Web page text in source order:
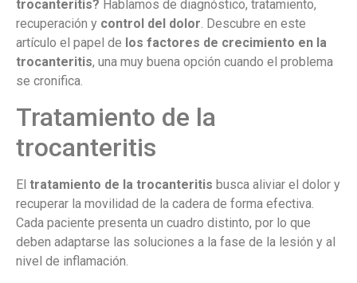
trocanteritis? Hablamos de diagnóstico, tratamiento,
recuperación y control del dolor. Descubre en este
artículo el papel de los factores de crecimiento en la
trocanteritis, una muy buena opción cuando el problema
se cronifica.
Tratamiento de la
trocanteritis
El tratamiento de la trocanteritis busca aliviar el dolor y
recuperar la movilidad de la cadera de forma efectiva.
Cada paciente presenta un cuadro distinto, por lo que
deben adaptarse las soluciones a la fase de la lesión y al
nivel de inflamación.